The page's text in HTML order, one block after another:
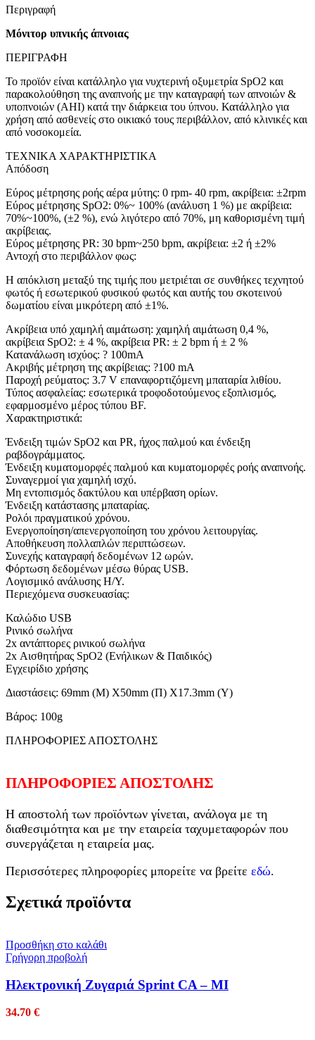
Περιγραφή
Μόνιτορ υπνικής άπνοιας
ΠΕΡΙΓΡΑΦΗ
Το προϊόν είναι κατάλληλο για νυχτερινή οξυμετρία SpO2 και
παρακολούθηση της αναπνοής με την καταγραφή των απνοιών &
υποπνοιών (ΑΗΙ) κατά την διάρκεια του ύπνου. Κατάλληλο για
χρήση από ασθενείς στο οικιακό τους περιβάλλον, από κλινικές και
από νοσοκομεία.
ΤΕΧΝΙΚΑ ΧΑΡΑΚΤΗΡΙΣΤΙΚΑ
Απόδοση
Εύρος μέτρησης ροής αέρα μύτης: 0 rpm- 40 rpm, ακρίβεια: ±2rpm
Εύρος μέτρησης SpO2: 0%~ 100% (ανάλυση 1 %) με ακρίβεια:
70%~100%, (±2 %), ενώ λιγότερο από 70%, μη καθορισμένη τιμή
ακρίβειας.
Εύρος μέτρησης PR: 30 bpm~250 bpm, ακρίβεια: ±2 ή ±2%
Αντοχή στο περιβάλλον φως:
Η απόκλιση μεταξύ της τιμής που μετριέται σε συνθήκες τεχνητού
φωτός ή εσωτερικού φυσικού φωτός και αυτής του σκοτεινού
δωματίου είναι μικρότερη από ±1%.
Ακρίβεια υπό χαμηλή αιμάτωση: χαμηλή αιμάτωση 0,4 %,
ακρίβεια SpO2: ± 4 %, ακρίβεια PR: ± 2 bpm ή ± 2 %
Κατανάλωση ισχύος: ? 100mA
Ακριβής μέτρηση της ακρίβειας: ?100 mA
Παροχή ρεύματος: 3.7 V επαναφορτιζόμενη μπαταρία λιθίου.
Τύπος ασφαλείας: εσωτερικά τροφοδοτούμενος εξοπλισμός,
εφαρμοσμένο μέρος τύπου BF.
Χαρακτηριστικά:
Ένδειξη τιμών SpO2 και PR, ήχος παλμού και ένδειξη
ραβδογράμματος.
Ένδειξη κυματομορφές παλμού και κυματομορφές ροής αναπνοής.
Συναγερμοί για χαμηλή ισχύ.
Μη εντοπισμός δακτύλου και υπέρβαση ορίων.
Ένδειξη κατάστασης μπαταρίας.
Ρολόι πραγματικού χρόνου.
Ενεργοποίηση/απενεργοποίηση του χρόνου λειτουργίας.
Αποθήκευση πολλαπλών περιπτώσεων.
Συνεχής καταγραφή δεδομένων 12 ωρών.
Φόρτωση δεδομένων μέσω θύρας USB.
Λογισμικό ανάλυσης Η/Υ.
Περιεχόμενα συσκευασίας:
Καλώδιο USB
Ρινικό σωλήνα
2x αντάπτορες ρινικού σωλήνα
2x Αισθητήρας SpO2 (Ενήλικων & Παιδικός)
Εγχειρίδιο χρήσης
Διαστάσεις: 69mm (Μ) X50mm (Π) X17.3mm (Υ)
Βάρος: 100g
ΠΛΗΡΟΦΟΡΙΕΣ ΑΠΟΣΤΟΛΗΣ
ΠΛΗΡΟΦΟΡΙΕΣ ΑΠΟΣΤΟΛΗΣ
Η αποστολή των προϊόντων γίνεται, ανάλογα με τη
διαθεσιμότητα και με την εταιρεία ταχυμεταφορών που
συνεργάζεται η εταιρεία μας.
Περισσότερες πληροφορίες μπορείτε να βρείτε εδώ.
Σχετικά προϊόντα
Προσθήκη στο καλάθι
Γρήγορη προβολή
Ηλεκτρονική Ζυγαριά Sprint CA – MI
34.70 €